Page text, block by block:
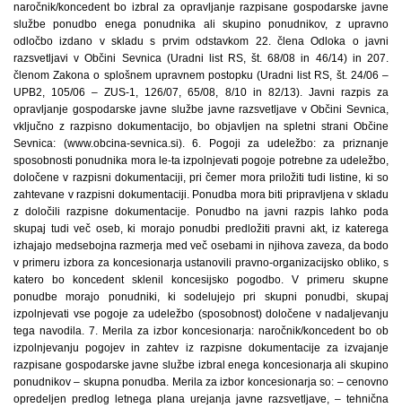
naročnik/koncedent bo izbral za opravljanje razpisane gospodarske javne
službe ponudbo enega ponudnika ali skupino ponudnikov, z upravno
odločbo izdano v skladu s prvim odstavkom 22. člena Odloka o javni
razsvetljavi v Občini Sevnica (Uradni list RS, št. 68/08 in 46/14) in 207.
členom Zakona o splošnem upravnem postopku (Uradni list RS, št. 24/06 –
UPB2, 105/06 – ZUS-1, 126/07, 65/08, 8/10 in 82/13). Javni razpis za
opravljanje gospodarske javne službe javne razsvetljave v Občini Sevnica,
vključno z razpisno dokumentacijo, bo objavljen na spletni strani Občine
Sevnica: (www.obcina-sevnica.si). 6. Pogoji za udeležbo: za priznanje
sposobnosti ponudnika mora le-ta izpolnjevati pogoje potrebne za udeležbo,
določene v razpisni dokumentaciji, pri čemer mora priložiti tudi listine, ki so
zahtevane v razpisni dokumentaciji. Ponudba mora biti pripravljena v skladu
z določili razpisne dokumentacije. Ponudbo na javni razpis lahko poda
skupaj tudi več oseb, ki morajo ponudbi predložiti pravni akt, iz katerega
izhajajo medsebojna razmerja med več osebami in njihova zaveza, da bodo
v primeru izbora za koncesionarja ustanovili pravno-organizacijsko obliko, s
katero bo koncedent sklenil koncesijsko pogodbo. V primeru skupne
ponudbe morajo ponudniki, ki sodelujejo pri skupni ponudbi, skupaj
izpolnjevati vse pogoje za udeležbo (sposobnost) določene v nadaljevanju
tega navodila. 7. Merila za izbor koncesionarja: naročnik/koncedent bo ob
izpolnjevanju pogojev in zahtev iz razpisne dokumentacije za izvajanje
razpisane gospodarske javne službe izbral enega koncesionarja ali skupino
ponudnikov – skupna ponudba. Merila za izbor koncesionarja so: – cenovno
opredeljen predlog letnega plana urejanja javne razsvetljave, – tehnična